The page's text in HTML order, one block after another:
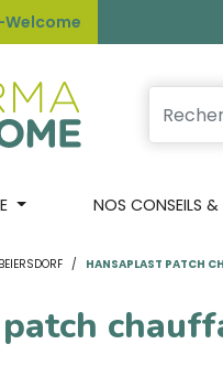
NOS CONSEILS &
BEIERSDORF HANSAPLAST PATCH